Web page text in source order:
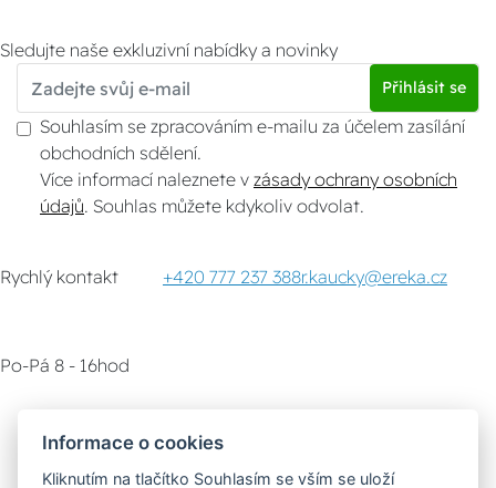
Sledujte naše exkluzivní nabídky a novinky
Přihlásit se
Souhlasím se zpracováním e-mailu za účelem zasílání
obchodních sdělení.
Více informací naleznete v zásady ochrany osobních
údajů . Souhlas můžete kdykoliv odvolat.
Rychlý kontakt +420 777 237 388r.kaucky@ereka.cz
Po-Pá 8 - 16hod
Informace o cookies
Kliknutím na tlačítko Souhlasím se vším se uloží